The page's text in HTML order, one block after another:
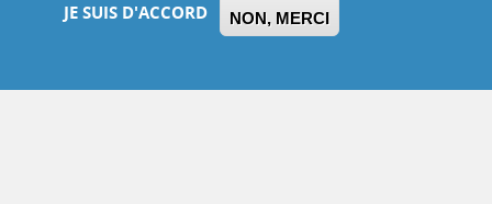
JE SUIS D'ACCORD NON, MERCI